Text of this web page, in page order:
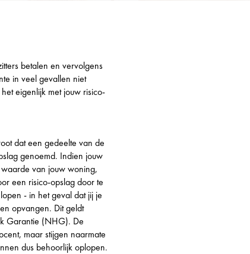
betalen en vervolgens
in veel gevallen niet
eigenlijk met jouw risico-
dat een gedeelte van de
genoemd. Indien jouw
van jouw woning,
een risico-opslag door te
- in het geval dat jij je
opvangen. Dit geldt
Garantie (NHG). De
maar stijgen naarmate
dus behoorlijk oplopen.